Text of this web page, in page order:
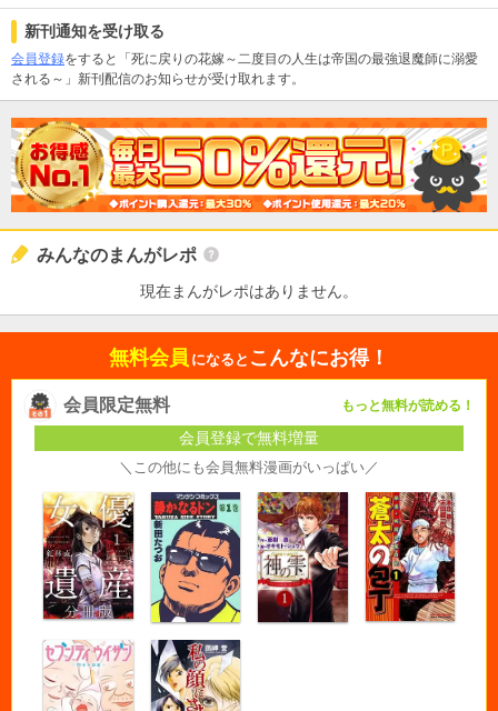
新刊通知を受け取る
会員登録をすると「死に戻りの花嫁～二度目の人生は帝国の最強退魔師に溺愛
される～」新刊配信のお知らせが受け取れます。
みんなのまんがレポ
現在まんがレポはありません。
無料会員 になると こんなにお得！
会員限定無料 もっと無料が読める！
会員登録で無料増量
＼この他にも会員無料漫画がいっぱい／